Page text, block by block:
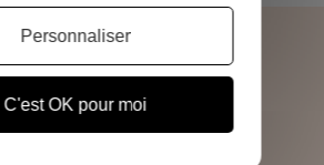
LIVRAISON RAPIDE
OFFERTE DÈS 70€
C'est OK pour moi
Personnaliser